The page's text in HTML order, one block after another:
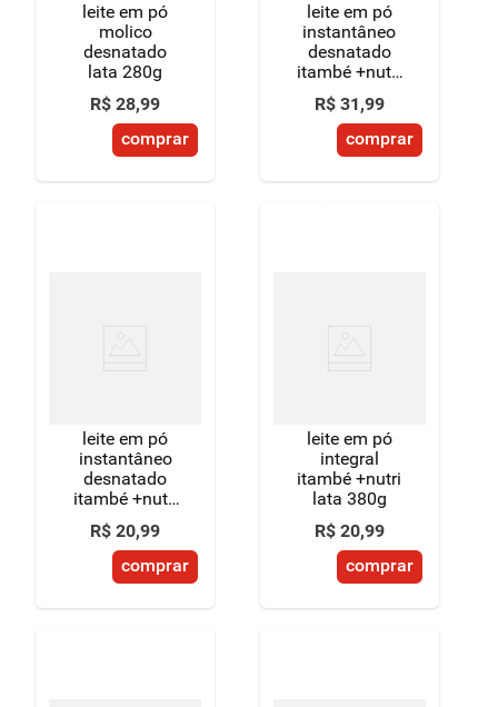
leite em pó
molico
desnatado
lata 280g
R$ 28,99
comprar
leite em pó
instantâneo
desnatado
itambé +nutri
pacote 500g
embalagem
econômica
R$ 31,99
comprar
leite em pó
instantâneo
desnatado
itambé +nutri
lata 300g
R$ 20,99
comprar
leite em pó
integral
itambé +nutri
lata 380g
R$ 20,99
comprar